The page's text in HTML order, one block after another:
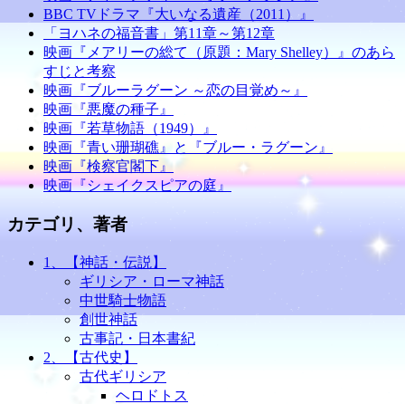
BBC TVドラマ『大いなる遺産（2011）』
「ヨハネの福音書」第11章～第12章
映画『メアリーの総て（原題：Mary Shelley）』のあら
すじと考察
映画『ブルーラグーン ～恋の目覚め～』
映画『悪魔の種子』
映画『若草物語（1949）』
映画『青い珊瑚礁』と『ブルー・ラグーン』
映画『検察官閣下』
映画『シェイクスピアの庭』
カテゴリ、著者
1、【神話・伝説】
ギリシア・ローマ神話
中世騎士物語
創世神話
古事記・日本書紀
2、【古代史】
古代ギリシア
ヘロドトス